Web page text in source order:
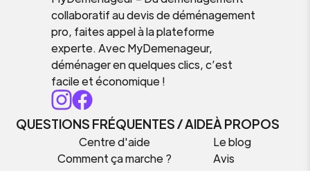
collaboratif au devis de déménagement
pro, faites appel à la plateforme
experte. Avec MyDemenageur,
déménager en quelques clics, c’est
facile et économique !
QUESTIONS FRÉQUENTES / AIDE
Centre d'aide
Comment ça marche ?
À PROPOS
Le blog
Avis